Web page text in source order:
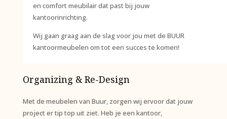
en comfort meubilair dat past bij jouw
kantoorinrichting.
Wij gaan graag aan de slag voor jou met de BUUR
kantoormeubelen om tot een succes te komen!
Organizing & Re-Design
Met de meubelen van Buur, zorgen wij ervoor dat jouw
project er tip top uit ziet. Heb je een kantoor,